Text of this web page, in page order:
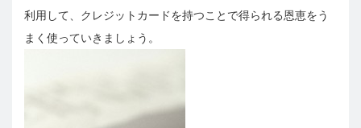
利用して、クレジットカードを持つことで得られる恩恵をう
まく使っていきましょう。